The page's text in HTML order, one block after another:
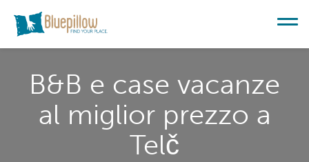
B&B e case vacanze
al miglior prezzo a
Telč